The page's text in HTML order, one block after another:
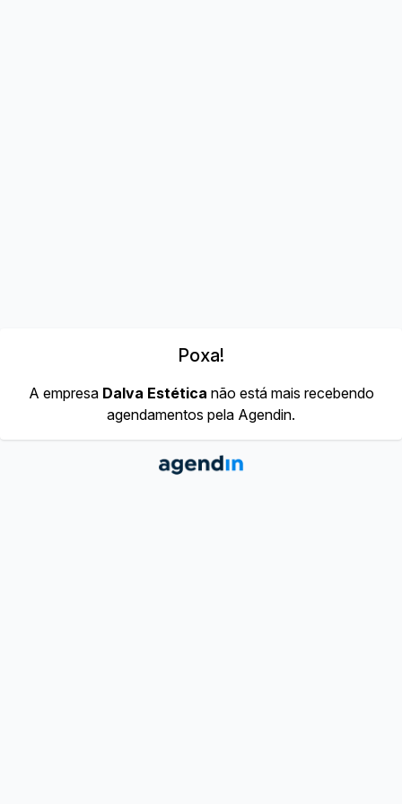
Poxa!
A empresa Dalva Estética não está mais recebendo
agendamentos pela Agendin.